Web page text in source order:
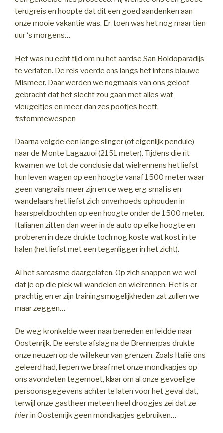
terugreis en hoopte dat dit een goed aandenken aan
onze mooie vakantie was. En toen was het nog maar tien
uur ‘s morgens…
Het was nu echt tijd om nu het aardse San Boldoparadijs
te verlaten. De reis voerde ons langs het intens blauwe
Mismeer. Daar werden we nogmaals van ons geloof
gebracht dat het slecht zou gaan met alles wat
vleugeltjes en meer dan zes pootjes heeft.
#stommewespen
Daarna volgde een lange slinger (of eigenlijk pendule)
naar de Monte Lagazuoi (2151 meter). Tijdens die rit
kwamen we tot de conclusie dat wielrennens het liefst
hun leven wagen op een hoogte vanaf 1500 meter waar
geen vangrails meer zijn en de weg erg smal is en
wandelaars het liefst zich onverhoeds ophouden in
haarspeldbochten op een hoogte onder de 1500 meter.
Italianen zitten dan weer in de auto op elke hoogte en
proberen in deze drukte toch nog koste wat kost in te
halen (het liefst met een tegenligger in het zicht).
Al het sarcasme daargelaten. Op zich snappen we wel
dat je op die plek wil wandelen en wielrennen. Het is er
prachtig en er zijn trainingsmogelijkheden zat zullen we
maar zeggen…
De weg kronkelde weer naar beneden en leidde naar
Oostenrijk. De eerste afslag na de Brennerpas drukte
onze neuzen op de willekeur van grenzen. Zoals Italië ons
geleerd had, liepen we braaf met onze mondkapjes op
ons avondeten tegemoet, klaar om al onze gevoelige
persoonsgegevens achter te laten voor het geval dat,
terwijl onze gastheer meteen heel droogjes zei dat ze
hierin Oostenrijk geen mondkapjes gebruiken…